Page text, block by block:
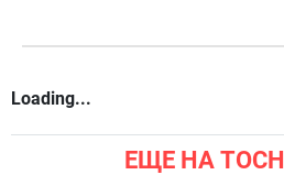
Loading...
ЕЩЕ НА